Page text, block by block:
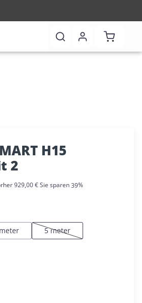
H15
2
Regulärer Preis:
929,00 €Sie sparen39%
5 meter
(Diese Option ist zurzeit